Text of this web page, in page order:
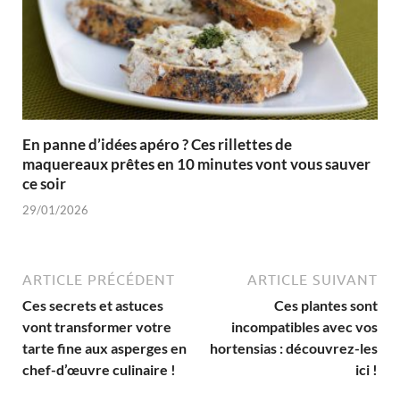
En panne d’idées apéro ? Ces rillettes de
maquereaux prêtes en 10 minutes vont vous sauver
ce soir
29/01/2026
ARTICLE PRÉCÉDENT
Ces secrets et astuces
vont transformer votre
tarte fine aux asperges en
chef-d’œuvre culinaire !
ARTICLE SUIVANT
Ces plantes sont
incompatibles avec vos
hortensias : découvrez-les
ici !